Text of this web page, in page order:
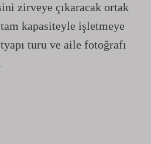
zirveye çıkaracak ortak
kapasiteyle işletmeye
turu ve aile fotoğrafı